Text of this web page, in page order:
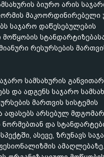
ბიურო არის
მაკოორდინირებელი
საჯარო დაწესებულების
რესურსების
სამსახურის
და ადგენს საჯარო
მართვის სისტემის
აფასებს არსებულ
და
ასევე, ზრუნავს